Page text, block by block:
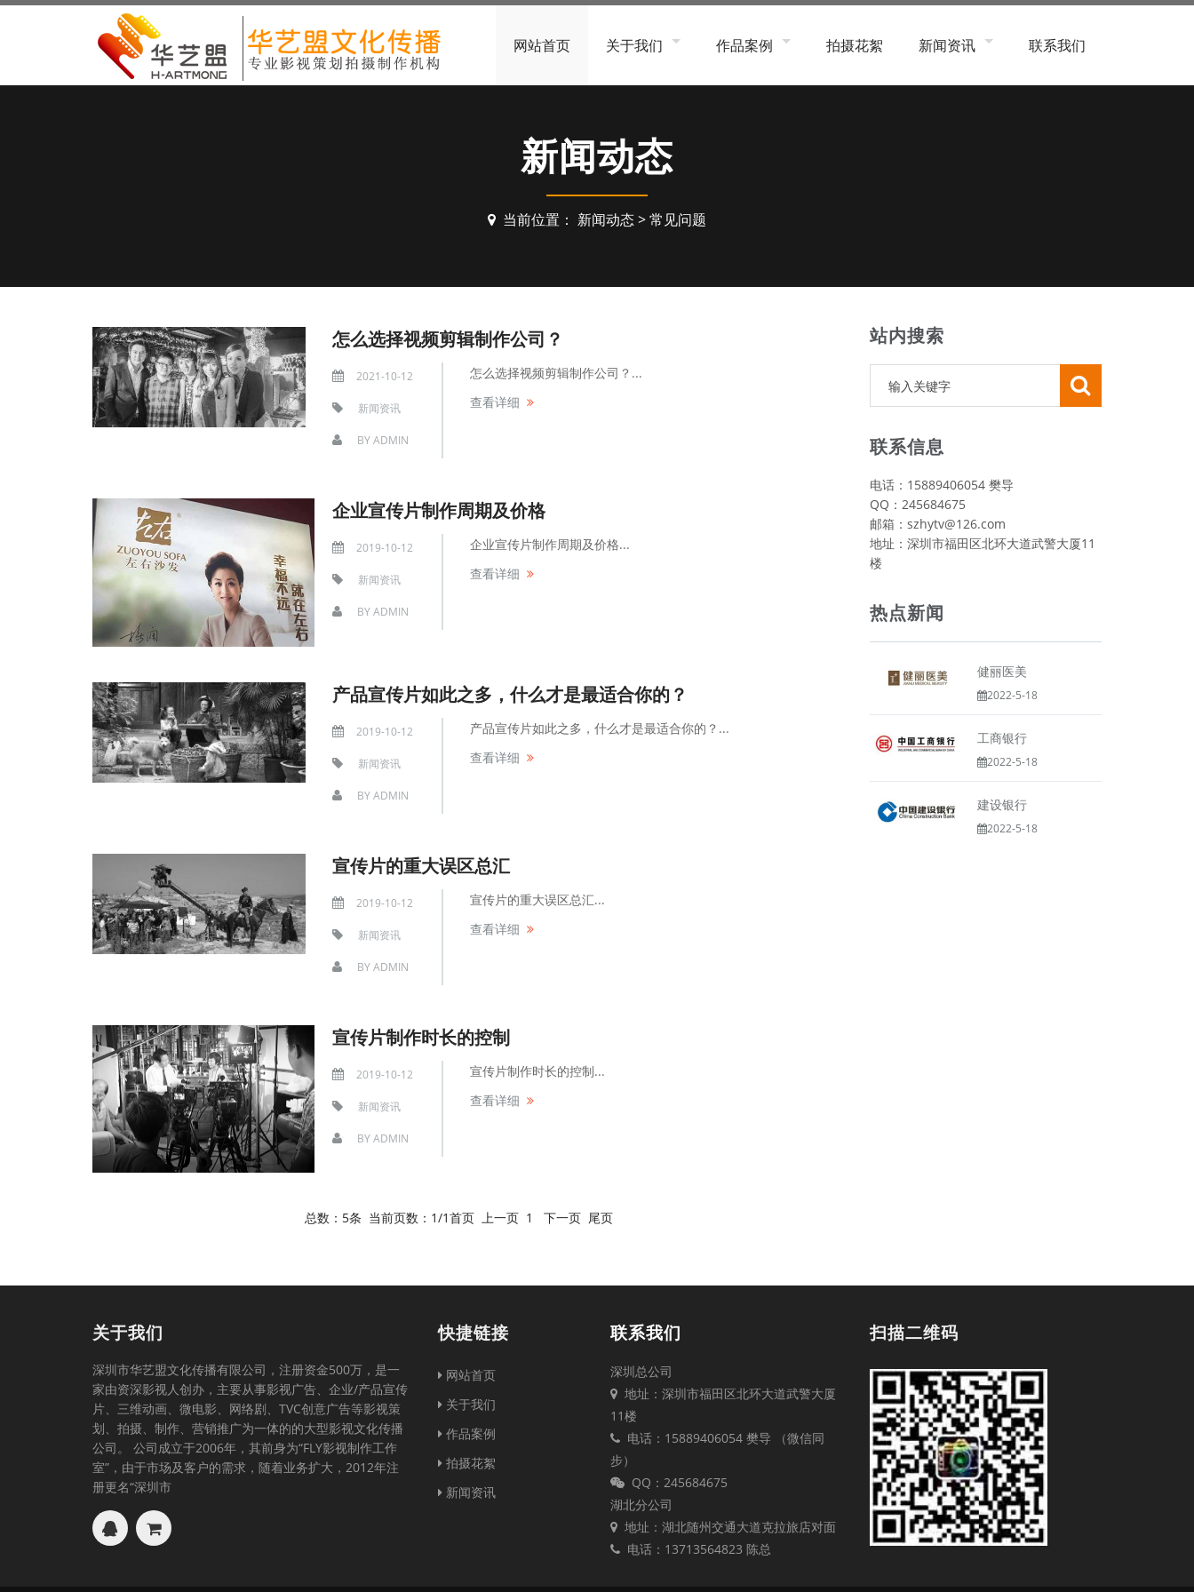
网站首页 关于我们
服务流程
招贤纳士
作品案例
生物医疗、美容美妆类
拍摄花絮 新闻资讯 联系我们
新闻动态
当前位置： 新闻动态>常见问题
怎么选择视频剪辑制作公司？
2021-10-12
新闻资讯
BYADMIN
怎么选择视频剪辑制作公司？...
查看详细
企业宣传片制作周期及价格
2019-10-12
新闻资讯
BYADMIN
企业宣传片制作周期及价格...
查看详细
产品宣传片如此之多，什么才是最适合你的？
2019-10-12
新闻资讯
BYADMIN
产品宣传片如此之多，什么才是最适合你的？...
查看详细
宣传片的重大误区总汇
2019-10-12
新闻资讯
BYADMIN
宣传片的重大误区总汇...
查看详细
宣传片制作时长的控制
2019-10-12
新闻资讯
BYADMIN
宣传片制作时长的控制...
查看详细
总数：5条 当前页数： 1/1首页上一页 1 下一页 尾页
站内搜索
联系信息
电话：15889406054 樊导
QQ：245684675
邮箱：szhytv@126.com
地址：深圳市福田区北环大道武警大厦11
楼
热点新闻
健丽医美
2022-5-18
工商银行
2022-5-18
建设银行
2022-5-18
关于我们
深圳市华艺盟文化传播有限公司，注册资金500万，是一
家由资深影视人创办，主要从事影视广告、企业/产品宣传
片、三维动画、微电影、网络剧、TVC创意广告等影视策
划、拍摄、制作、营销推广为一体的的大型影视文化传播
公司。 公司成立于2006年，其前身为“FLY影视制作工作
室”，由于市场及客户的需求，随着业务扩大，2012年注
册更名“深圳市
快捷链接
网站首页
关于我们
作品案例
拍摄花絮
新闻资讯
联系我们
深圳总公司
地址：深圳市福田区北环大道武警大厦
11楼
电话：15889406054 樊导 （微信同
步）
QQ：245684675
湖北分公司
地址：湖北随州交通大道克拉旅店对面
电话：13713564823 陈总
扫描二维码